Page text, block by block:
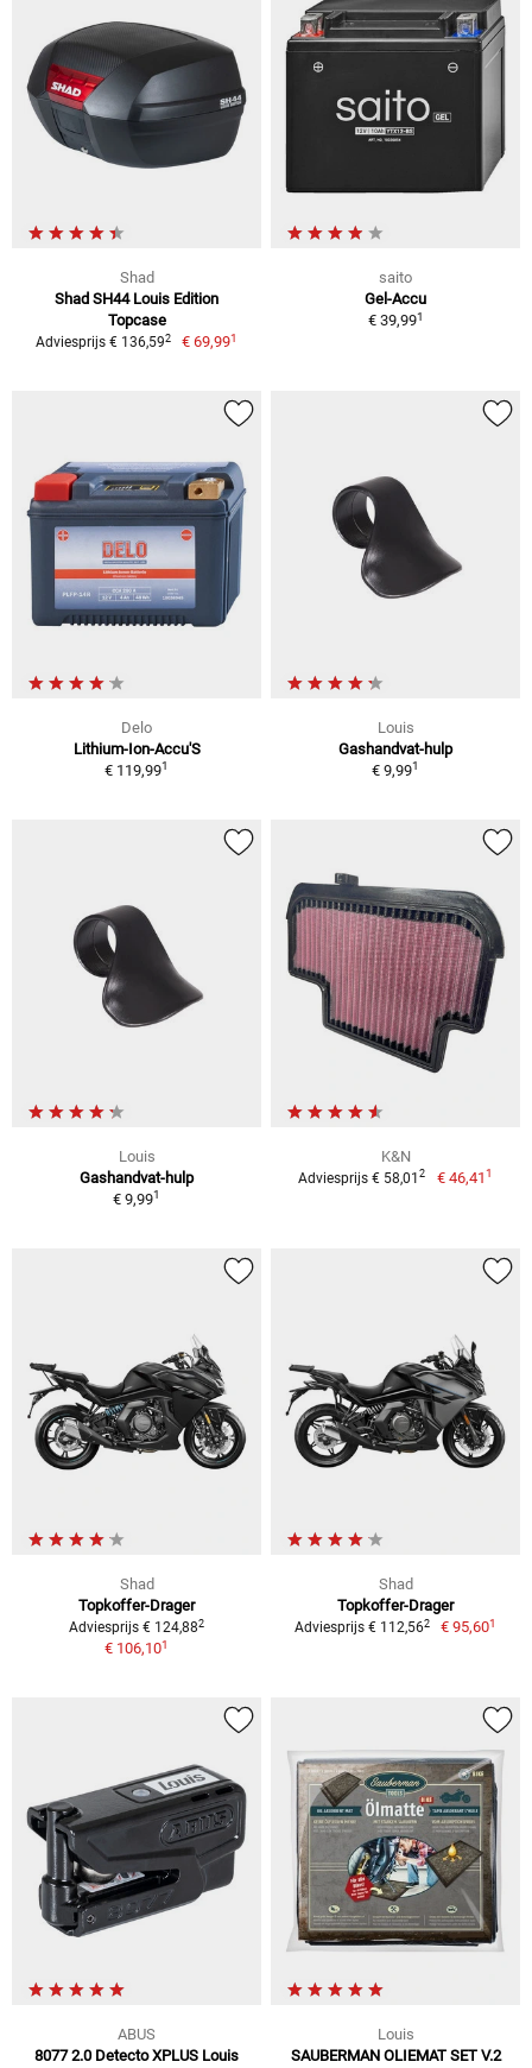
Shad
Shad SH44 Louis Edition
Topcase
Adviesprijs € 136,592 € 69,991
saito
Gel-Accu
€ 39,991
Delo
Lithium-Ion-Accu'S
€ 119,991
Louis
Gashandvat-hulp
€ 9,991
Louis
Gashandvat-hulp
€ 9,991
K&N
Adviesprijs € 58,012 € 46,411
Shad
Topkoffer-Drager
Adviesprijs € 124,882
€ 106,101
Shad
Topkoffer-Drager
Adviesprijs € 112,562 € 95,601
ABUS
8077 2.0 Detecto XPLUS Louis
Louis
SAUBERMAN OLIEMAT SET V.2